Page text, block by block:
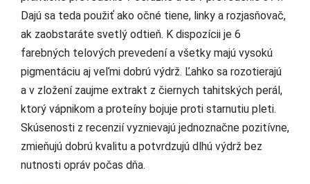
Dajú sa teda použiť ako očné tiene, linky a rozjasňovač,
ak zaobstaráte svetlý odtieň. K dispozícii je 6
farebných telových prevedení a všetky majú vysokú
pigmentáciu aj veľmi dobrú výdrž. Ľahko sa rozotierajú
a v zložení zaujme extrakt z čiernych tahitských perál,
ktorý vápnikom a proteíny bojuje proti starnutiu pleti.
Skúsenosti z recenzií vyznievajú jednoznačne pozitívne,
zmieňujú dobrú kvalitu a potvrdzujú dlhú výdrž bez
nutnosti opráv počas dňa.